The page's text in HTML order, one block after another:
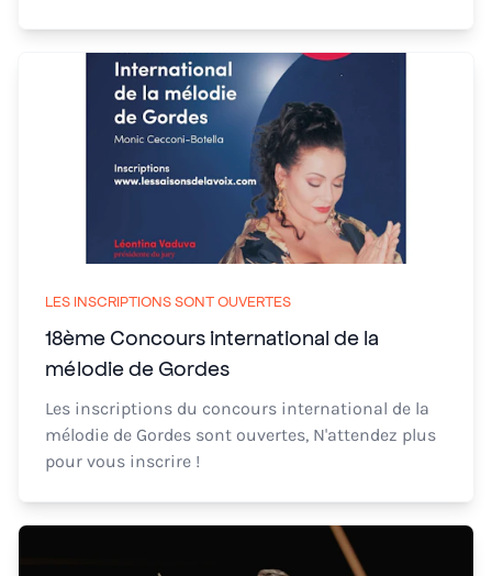
LES INSCRIPTIONS SONT OUVERTES
18ème Concours international de la
mélodie de Gordes
Les inscriptions du concours international de la
mélodie de Gordes sont ouvertes, N'attendez plus
pour vous inscrire !